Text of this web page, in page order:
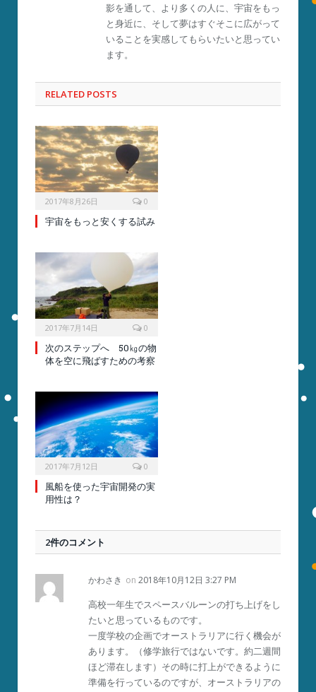
影を通して、より多くの人に、宇宙をもっ
と身近に、そして夢はすぐそこに広がって
いることを実感してもらいたいと思ってい
ます。
RELATED POSTS
2017年8月26日 0
宇宙をもっと安くする試み
2017年7月14日 0
次のステップへ 50㎏の物
体を空に飛ばすための考察
2017年7月12日 0
風船を使った宇宙開発の実
用性は？
2件のコメント
かわさき on 2018年10月12日 3:27 PM
高校一年生でスペースバルーンの打ち上げをし
たいと思っているものです。
一度学校の企画でオーストラリアに行く機会が
あります。（修学旅行ではないです。約二週間
ほど滞在します）その時に打上ができるように
準備を行っているのですが、オーストラリアの